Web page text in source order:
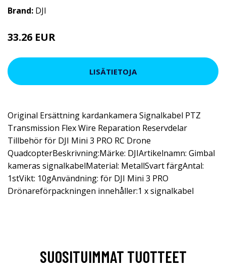
Brand: DJI
33.26 EUR
LISÄTIETOJA
Original Ersättning kardankamera Signalkabel PTZ
Transmission Flex Wire Reparation Reservdelar
Tillbehör för DJI Mini 3 PRO RC Drone
QuadcopterBeskrivning:Märke: DJIArtikelnamn: Gimbal
kameras signalkabelMaterial: MetallSvart färgAntal:
1stVikt: 10gAnvändning: för DJI Mini 3 PRO
Drönareförpackningen innehåller:1 x signalkabel
SUOSITUIMMAT TUOTTEET